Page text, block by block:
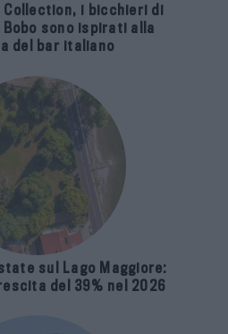
Collection, i bicchieri di
Bobo sono ispirati alla
del bar italiano
sul Lago Maggiore:
del 39% nel 2026